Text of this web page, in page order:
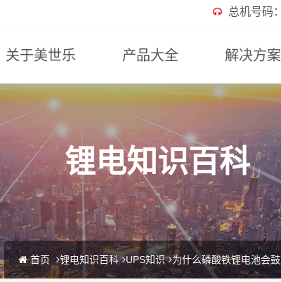
总机号码
关于美世乐 产品大全 解决方案
锂电知识百科
首页 锂电知识百科 UPS知识 为什么磷酸铁锂电池会鼓